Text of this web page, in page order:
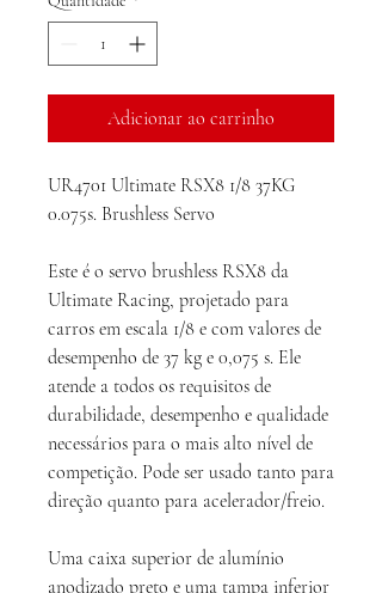
Adicionar ao carrinho
UR4701 Ultimate RSX8 1/8 37KG
0.075s. Brushless Servo
Este é o servo brushless RSX8 da
Ultimate Racing, projetado para
carros em escala 1/8 e com valores de
desempenho de 37 kg e 0,075 s. Ele
atende a todos os requisitos de
durabilidade, desempenho e qualidade
necessários para o mais alto nível de
competição. Pode ser usado tanto para
direção quanto para acelerador/freio.
Uma caixa superior de alumínio
anodizado preto e uma tampa inferior